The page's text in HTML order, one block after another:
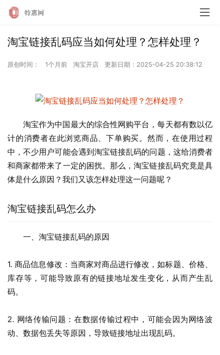
淘宝链接乱码应当如何处理？怎样处理？
原创时间： 1个月前 淘宝开店 更新日期： 2025-04-25 20:38:12
淘宝作为中国最大的综合性网购平台，每天都有数以亿
计的消费者在此浏览商品、下单购买。然而，在使用过程
中，不少用户可能会遇到淘宝链接乱码的问题，这给消费者
和商家都带来了一定的困扰。那么，淘宝链接乱码究竟是具
体是什么原因？我们又该怎样处理这一问题呢？
淘宝链接乱码怎么办
一、淘宝链接乱码的原因
1. 商品信息修改：当商家对商品进行修改，如标题、价格、
库存等，可能导致原有的链接地址发生变化，从而产生乱
码。
2. 网络传输问题：在数据传输过程中，可能会因为网络波
动、数据包丢失等原因，导致链接地址出现乱码。